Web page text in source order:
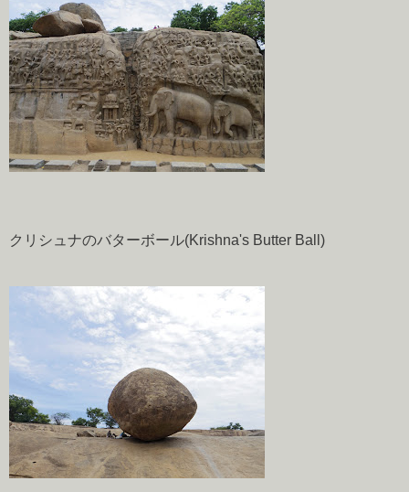
クリシュナのバターボール(Krishna's Butter Ball)